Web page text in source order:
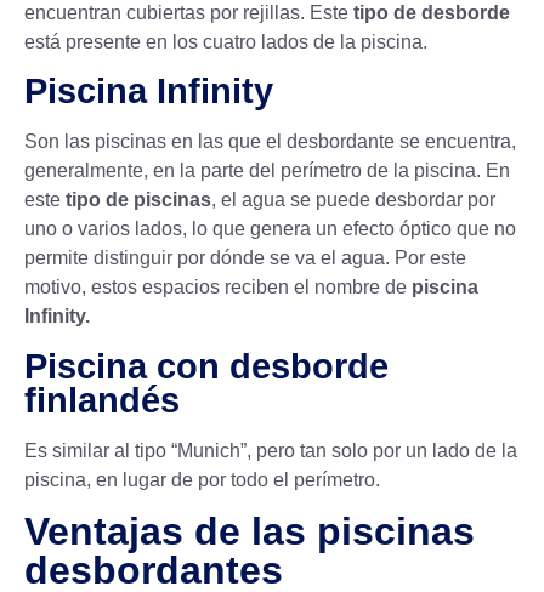
encuentran cubiertas por rejillas. Este tipo de desborde
está presente en los cuatro lados de la piscina.
Piscina Infinity
Son las piscinas en las que el desbordante se encuentra,
generalmente, en la parte del perímetro de la piscina. En
este tipo de piscinas, el agua se puede desbordar por
uno o varios lados, lo que genera un efecto óptico que no
permite distinguir por dónde se va el agua. Por este
motivo, estos espacios reciben el nombre de piscina
Infinity.
Piscina con desborde
finlandés
Es similar al tipo “Munich”, pero tan solo por un lado de la
piscina, en lugar de por todo el perímetro.
Ventajas de las piscinas
desbordantes